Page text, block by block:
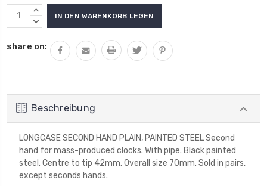
Aktueller
Lagerbestand:
MENGE
VON
ERHÖHEN
MENGE
UNDEFINED
VERRINGERN
share on:
Beschreibung
LONGCASE SECOND HAND PLAIN, PAINTED STEEL Second
hand for mass-produced clocks. With pipe. Black painted
steel. Centre to tip 42mm. Overall size 70mm. Sold in pairs,
except seconds hands.